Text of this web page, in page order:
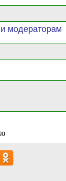
модераторам